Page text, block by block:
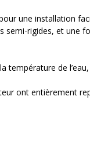
une installation
semi-rigides, et une
température de
ont entièrement